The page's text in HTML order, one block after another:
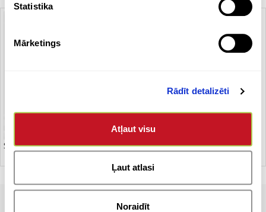
Statistika
Mārketings
Rādīt detalizēti
Atļaut visu
Ļaut atlasi
Noraidīt
Salokāmais lietussargs